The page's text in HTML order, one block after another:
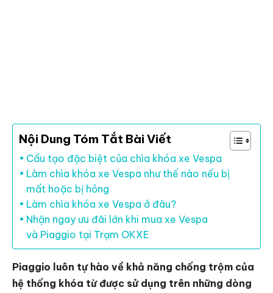
Nội Dung Tóm Tắt Bài Viết
Cấu tạo đặc biệt của chìa khóa xe Vespa
Làm chìa khóa xe Vespa như thế nào nếu bị
mất hoặc bị hỏng
Làm chìa khóa xe Vespa ở đâu?
Nhận ngay ưu đãi lớn khi mua xe Vespa
và Piaggio tại Trạm OKXE
Piaggio luôn tự hào về khả năng chống trộm của
hệ thống khóa từ được sử dụng trên những dòng